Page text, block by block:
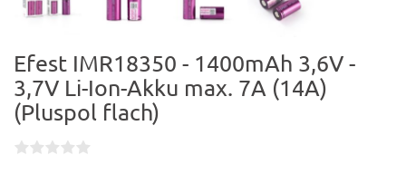
Efest IMR18350 - 1400mAh 3,6V -
3,7V Li-Ion-Akku max. 7A (14A)
(Pluspol flach)